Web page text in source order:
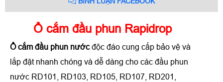
Ổ cắm đầu phun Rapidrop
Ổ cắm đầu phun nướcđộc đáo cung cấp bảo vệ và
lắp đặt nhanh chóng và dễ dàng cho các đầu phun
nước RD101, RD103, RD105, RD107, RD201,